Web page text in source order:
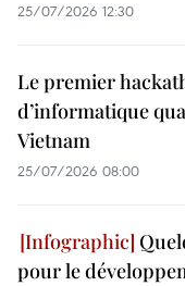
25/07/2026 12:30
Le premier
d’informatique
Vietnam
25/07/2026 08:00
pour le